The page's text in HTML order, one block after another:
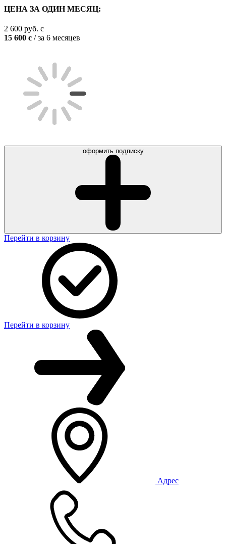
ЦЕНА ЗА ОДИН МЕСЯЦ:
2 600 руб. c
15 600 c / за 6 месяцев
оформить подписку
Перейти в корзину
Перейти в корзину
Адрес